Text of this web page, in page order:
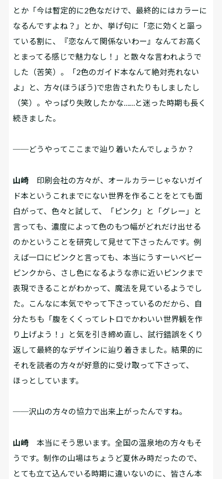
とか「今は暫定的に2色なだけで、最終的にはカラーに
なるんですよね？」とか、挙げ句に「恋に効くと謳っ
ている割に、『恋なんて関係ないわー』なんてお高く
とまってる感じで魅力なし！」と散々な言われようで
した（苦笑）。「2色のガイド本なんて絶対売れない
よ」と、方々(ほうぼう)で忠告されたりもしましたし
（笑）。やっぱり失敗したかな……と迷った時期も長く
続きました。
──どうやってここまで辿り着いたんでしょうか？
山崎 印刷会社の方々が、オールカラーじゃないガイ
ド本というこれまでにない世界を作ることをとても面
白がって、色々と試して、「ピンク」と「グレー」と
言っても、濃度によって色のもつ幅がどれだけ出せる
のかということを研究して見せて下さったんです。例
えば一口にピンクと言っても、本当にうすーいベビー
ピンクから、さし色になるような赤に近いピンクまで
表現できることがわかって、魔法を見ているようでし
た。こんなに本気でやって下さっているのだから、自
分たちも「腹をくくってレトロでかわいい世界観を作
り上げよう！」と気を引き締め直し、試行錯誤をくり
返して最終的なデザインに辿り着きました。結果的に
それを読者の方々が好意的に受け取って下さって、
ほっとしています。
──沢山の方々の協力で出来上がったんですね。
山崎 本当にそう思います。全国の温泉地の方々もそ
うです。制作の山場はちょうど夏休み時だったので、
とても立て込んでいる時期に違いないのに、皆さん本